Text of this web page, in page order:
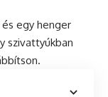
és egy henger
szivattyúkban